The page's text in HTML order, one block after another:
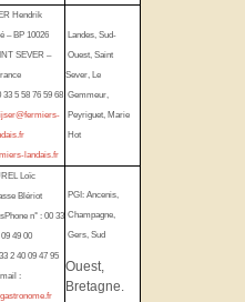
Hendrik
– BP 10026
SEVER –
33 5 58 76 59 68
landais.fr
Landes, Sud-
Ouest, Saint
Sever, Le
Gemmeur,
Peyriguet, Marie
Hot
Loïc
Blériot
n° : 00 33
49 00
2 40 09 47 95
:
PGI: Ancenis,
Champagne,
Gers, Sud
Ouest,
Bretagne.